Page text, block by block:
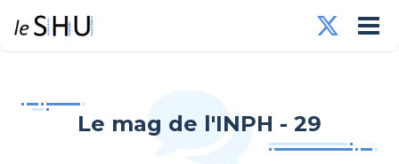
Le mag de l'INPH - 29